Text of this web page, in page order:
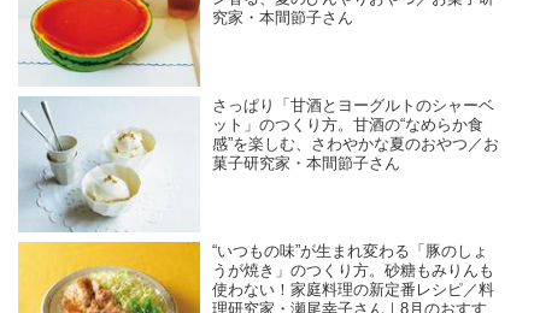
究家・本間節子さん
さっぱり「甘酒とヨーグルトのシャーベ
ット」のつくり方。甘酒の“なめらか食
感”を楽しむ、さわやかな夏のおやつ／お
菓子研究家・本間節子さん
“いつもの味”が生まれ変わる「豚のしょ
うが焼き」のつくり方。砂糖もみりんも
使わない！家庭料理の新定番レシピ／料